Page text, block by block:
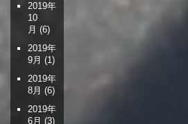
2019年
10
月 (6)
2019年
9月 (1)
2019年
8月 (6)
2019年
6月 (3)